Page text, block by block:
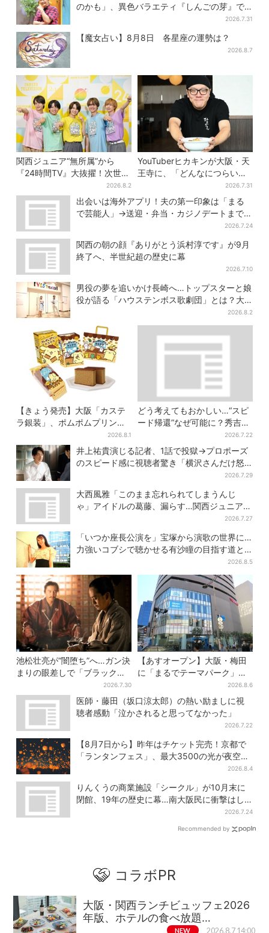
のかも」、異色バラエティ『しんごの芽』で
2026.7.31
【魔女占い】8月8日 各星座の運勢は？
2026.8.7
関西ジュニア“無所属”から
『24時間TV』大抜擢！次世代
スターと期待「まさか僕
が…」
2026.8.2
YouTuberヒカキンが大阪・天
王寺に、「どんなにつらい時
でも…」ラーメン愛＆兄セイ
キンとの思い出を語る
2026.7.31
出会いは海外アプリ！夫の第一印象は「まる
で芸能人」→送迎・弁当・カジノデートまで…
2026.7.24
関西の朝の顔『ありがとう浜村淳です』が9月
終了へ、半世紀超の歴史に幕
2026.7.10
男役の夢を追いかけ長崎へ…トップスターと娘
役が語る「ハウステンボス歌劇団」とは？大
2026.8.2
【きょう発売】大阪「カステ
ラ銀装」、ポムポムプリンと
初コラボ 紙袋まで限定デザ
インに
2026.8.1
どう考えてもおかしい…“スピ
ード帰還”なぜ可能に？秀吉が
噂した、3人目の謀反人【豊臣
兄弟】
2026.7.22
井上祐貴演じる記者、1話で投獄→プロポーズ
のスピード感に視聴者驚き「横沢さんだけ怒
2026.7.29
大西風雅「このまま忘れられてしまうんじ
ゃ」アイドルの葛藤、漏らす…関西ジュニア特
2026.7.27
「いつか座長公演を」宝塚から演歌の世界に…
力強いコブシで聴かせる有沙瞳の目指す道と
2026.8.5
池松壮亮が“闇堕ち”へ…ガン決
まりの眼差しで「ブラック秀
吉がログイン」【豊臣兄弟】
2026.7.30
【あすオープン】大阪・梅田
に「まるでテーマパーク」な
巨大スポーツ店、461ブラン
ド集結！ 6フロアをまとめて
紹介
2026.8.6
医師・藤田（坂口涼太郎）の熱い励ましに視
聴者感動「泣かされると思ってなかった」
2026.7.22
【8月7日から】昨年はチケット完売！京都で
「ランタンフェス」、最大3500の光が夜空
2026.8.4
りんくうの商業施設「シークル」が10月末に
閉館、19年の歴史に幕…南大阪民に衝撃はし
2026.7.24
Recommended by
コラボPR
大阪・関西ランチビュッフェ2026
年版、ホテルの食べ放題…
NEW 2026.8.7 14:00